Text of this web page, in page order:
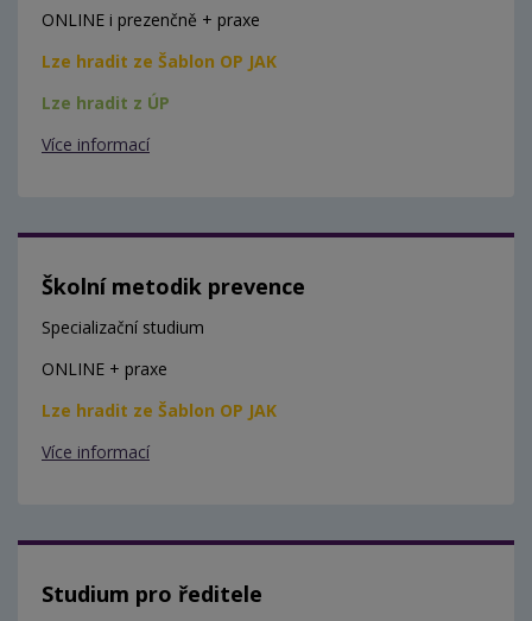
ONLINE i prezenčně + praxe
Lze hradit ze Šablon OP JAK
Lze hradit z ÚP
Více informací
Školní metodik prevence
Specializační studium
ONLINE + praxe
Lze hradit ze Šablon OP JAK
Více informací
Studium pro ředitele